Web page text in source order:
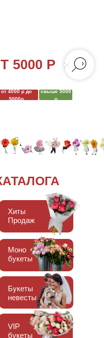
5000 Р
от 4000 р до
5000р
свыше 5000
р
Букеты
невесты
VIP
букеты
Хиты
Продаж
Моно
букеты